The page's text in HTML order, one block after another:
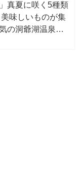
真夏に咲く5種類
味しいものが集
の洞爺湖温泉ま